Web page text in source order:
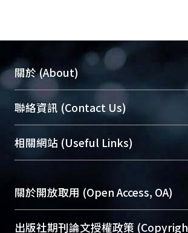
關於 (About)
臺大位居世界頂尖大學之列，為永
展現本校豐碩的研究成果及學術能
機構典藏（NTUR）與學術庫（AH）
台，成為臺大學術典藏NTU
究能量、促進交流合作、保存學術
成果。
To permanently archive and
profiles and scholarly works,
聯絡資訊 (Contact Us)
總館學科館員(Main Library)
醫學圖書館學科館員(Medical
Sciences Library)
相關網站 (Useful Links)
關於開放取用 (Open Access, OA)
開放取用是從使用者角度提升資訊
出版社期刊論文授權政策